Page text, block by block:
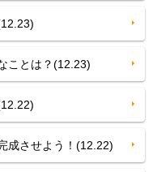
とは？(12.23)
させよう！(12.22)